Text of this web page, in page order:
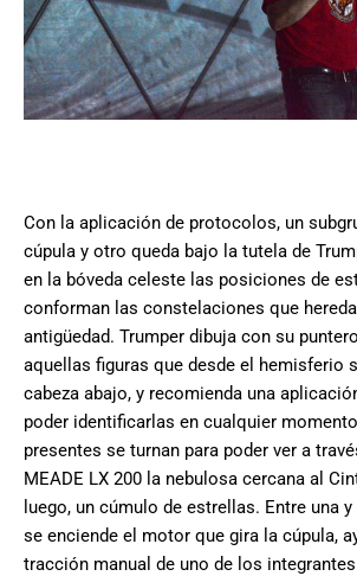
Con la aplicación de protocolos, un
cúpula y otro queda bajo la tutela de
en la bóveda celeste las posiciones de
conforman las constelaciones que
antigüedad. Trumper dibuja con su
aquellas figuras que desde el hemisferio
cabeza abajo, y recomienda una
poder identificarlas en cualquier
presentes se turnan para poder ver a
MEADE LX 200 la nebulosa cercana al
luego, un cúmulo de estrellas. Entre una
se enciende el motor que gira la cúpula,
tracción manual de uno de los